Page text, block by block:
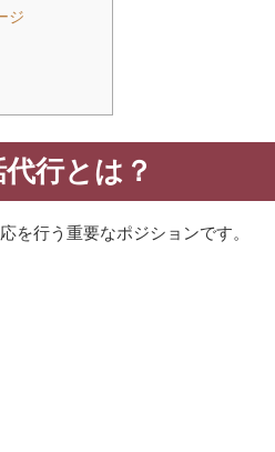
ジ
行とは？
を行う重要なポジションです。